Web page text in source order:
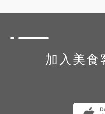
加入美食